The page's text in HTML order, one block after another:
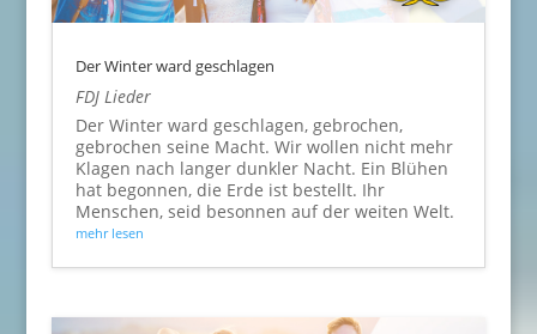
Der Winter ward geschlagen
FDJ Lieder
Der Winter ward geschlagen, gebrochen,
gebrochen seine Macht. Wir wollen nicht mehr
Klagen nach langer dunkler Nacht. Ein Blühen
hat begonnen, die Erde ist bestellt. Ihr
Menschen, seid besonnen auf der weiten Welt.
mehr lesen